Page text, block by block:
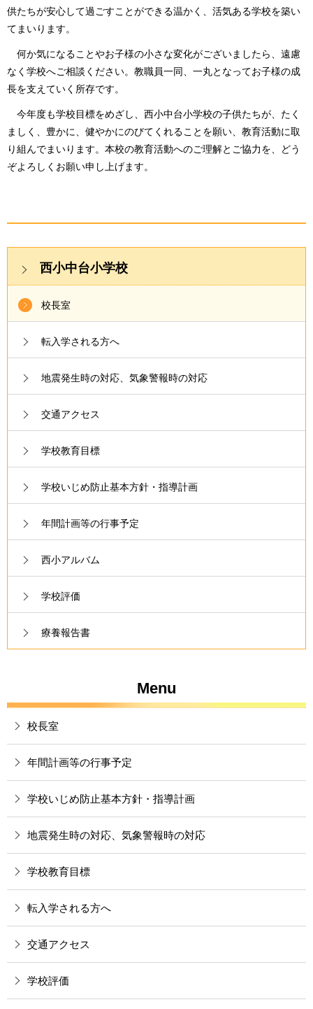
供たちが安心して過ごすことができる温かく、活気ある学校を築い
てまいります。
何か気になることやお子様の小さな変化がございましたら、遠慮
なく学校へご相談ください。教職員一同、一丸となってお子様の成
長を支えていく所存です。
今年度も学校目標をめざし、西小中台小学校の子供たちが、たく
ましく、豊かに、健やかにのびてくれることを願い、教育活動に取
り組んでまいります。本校の教育活動へのご理解とご協力を、どう
ぞよろしくお願い申し上げます。
西小中台小学校
校長室
転入学される方へ
地震発生時の対応、気象警報時の対応
交通アクセス
学校教育目標
学校いじめ防止基本方針・指導計画
年間計画等の行事予定
西小アルバム
学校評価
療養報告書
Menu
校長室
年間計画等の行事予定
学校いじめ防止基本方針・指導計画
地震発生時の対応、気象警報時の対応
学校教育目標
転入学される方へ
交通アクセス
学校評価